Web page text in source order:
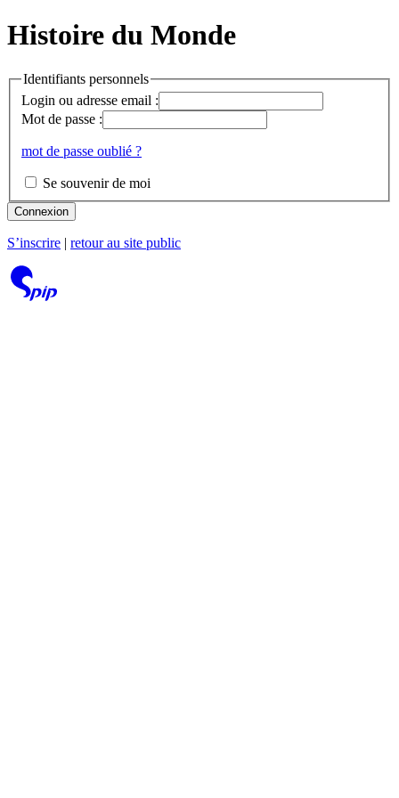
Histoire du Monde
Identifiants personnels
Login ou adresse email :
Mot de passe :
mot de passe oublié ?
Se souvenir de moi
Connexion
S’inscrire retour au site public